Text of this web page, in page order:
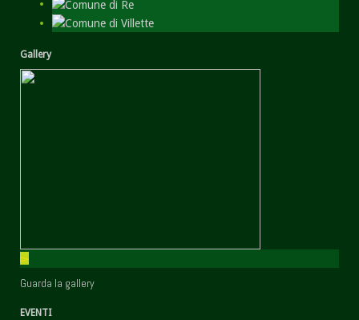
Gallery
Guarda la gallery
EVENTI